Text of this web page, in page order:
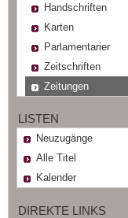
Handschriften
Karten
Parlamentarier
Zeitschriften
Zeitungen
LISTEN
Neuzugänge
Alle Titel
Kalender
DIREKTE LINKS